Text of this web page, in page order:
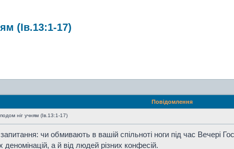
(Ів.13:1-17)
Повідомлення
ніг учням (Ів.13:1-17)
чи обмивають в вашій спільноті ноги під час Вечері
деномінацій, а й від людей різних конфесій.